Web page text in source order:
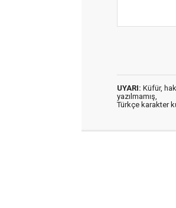
UYARI: Küfür,
yazılmamış,
Türkçe karakter